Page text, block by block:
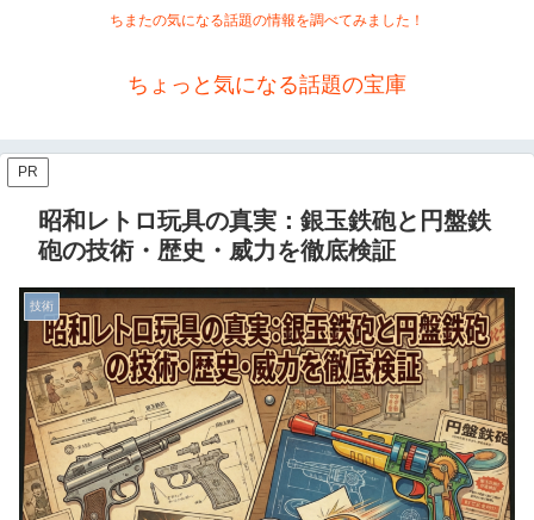
ちまたの気になる話題の情報を調べてみました！
ちょっと気になる話題の宝庫
PR
昭和レトロ玩具の真実：銀玉鉄砲と円盤鉄
砲の技術・歴史・威力を徹底検証
技術